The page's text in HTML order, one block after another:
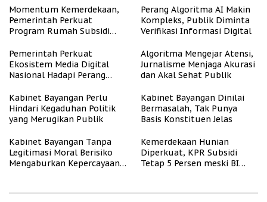
Momentum Kemerdekaan,
Pemerintah Perkuat
Program Rumah Subsidi
Berpenghasilan Rendah
Perang Algoritma AI Makin
Kompleks, Publik Diminta
Verifikasi Informasi Digital
Pemerintah Perkuat
Ekosistem Media Digital
Nasional Hadapi Perang
Algoritma Mengejar Atensi,
Jurnalisme Menjaga Akurasi
dan Akal Sehat Publik
Kabinet Bayangan Perlu
Hindari Kegaduhan Politik
yang Merugikan Publik
Kabinet Bayangan Dinilai
Bermasalah, Tak Punya
Basis Konstituen Jelas
Kabinet Bayangan Tanpa
Legitimasi Moral Berisiko
Mengaburkan Kepercayaan
Kemerdekaan Hunian
Diperkuat, KPR Subsidi
Tetap 5 Persen meski BI